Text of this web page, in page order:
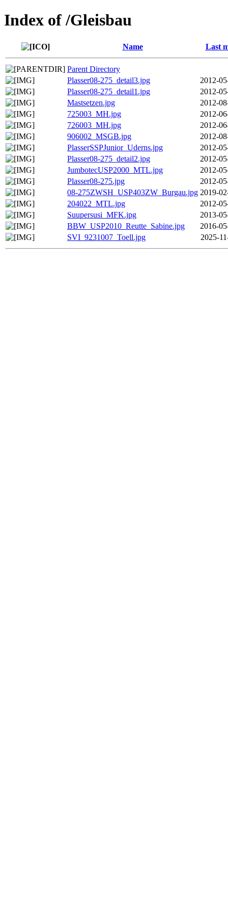
Index of /Gleisbau
Name Last
Parent Directory
Plasser08-275_detail3.jpg
2012-
Plasser08-275_detail1.jpg
2012-
Mastsetzen.jpg
2012-
725003_MH.jpg
2012-
726003_MH.jpg
2012-
906002_MSGB.jpg
2012-
PlasserSSPJunior_Uderns.jpg
2012-
Plasser08-275_detail2.jpg
2012-
JumbotecUSP2000_MTL.jpg
2012-
Plasser08-275.jpg
2012-
08-275ZWSH_USP403ZW_Burgau.jpg 2019-
204022_MTL.jpg
2012-
Suupersusi_MFK.jpg
2013-
BBW_USP2010_Reutte_Sabine.jpg
2016-
SVI_9231007_Toell.jpg
2025-